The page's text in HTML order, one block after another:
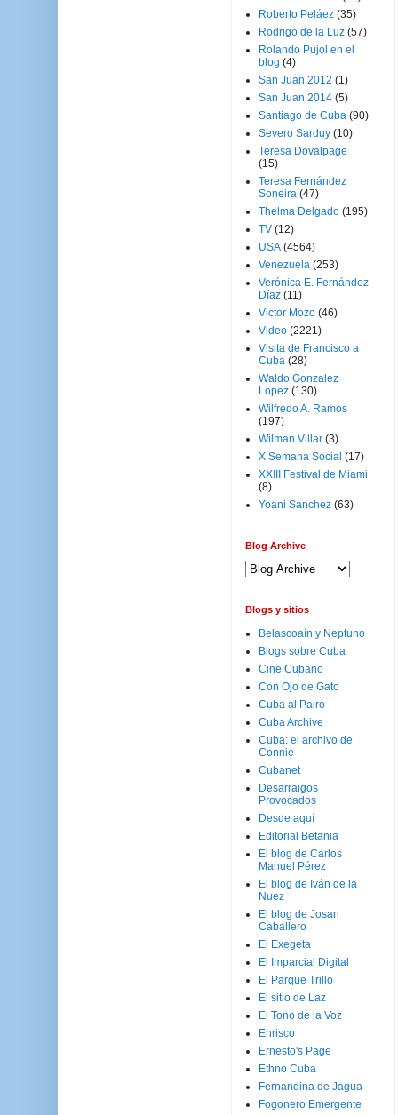
Roberto Peláez (35)
Rodrigo de la Luz (57)
Rolando Pujol en el
blog (4)
San Juan 2012 (1)
San Juan 2014 (5)
Santiago de Cuba (90)
Severo Sarduy (10)
Teresa Dovalpage
(15)
Teresa Fernández
Soneira (47)
Thelma Delgado (195)
TV (12)
USA (4564)
Venezuela (253)
Verónica E. Fernández
Díaz (11)
Victor Mozo (46)
Video (2221)
Visita de Francisco a
Cuba (28)
Waldo Gonzalez
Lopez (130)
Wilfredo A. Ramos
(197)
Wilman Villar (3)
X Semana Social (17)
XXIII Festival de Miami
(8)
Yoani Sanchez (63)
Blog Archive
Blogs y sitios
Belascoaín y Neptuno
Blogs sobre Cuba
Cine Cubano
Con Ojo de Gato
Cuba al Pairo
Cuba Archive
Cuba: el archivo de
Connie
Cubanet
Desarraigos
Provocados
Desde aquí
Editorial Betania
El blog de Carlos
Manuel Pérez
El blog de Iván de la
Nuez
El blog de Josan
Caballero
El Exegeta
El Imparcial Digital
El Parque Trillo
El sitio de Laz
El Tono de la Voz
Enrisco
Ernesto's Page
Ethno Cuba
Fernandina de Jagua
Fogonero Emergente